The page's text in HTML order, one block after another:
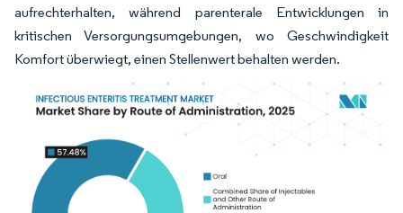
aufrechterhalten, während parenterale Entwicklungen in
kritischen Versorgungsumgebungen, wo Geschwindigkeit
Komfort überwiegt, einen Stellenwert behalten werden.